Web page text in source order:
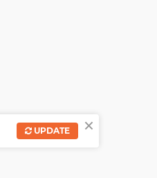
×
UPDATE